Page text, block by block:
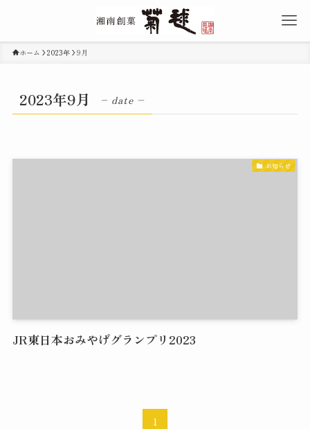
ホーム 2023年 9月
2023年9月 – date –
お知らせ
JR東日本おみやげグランプリ2023
1